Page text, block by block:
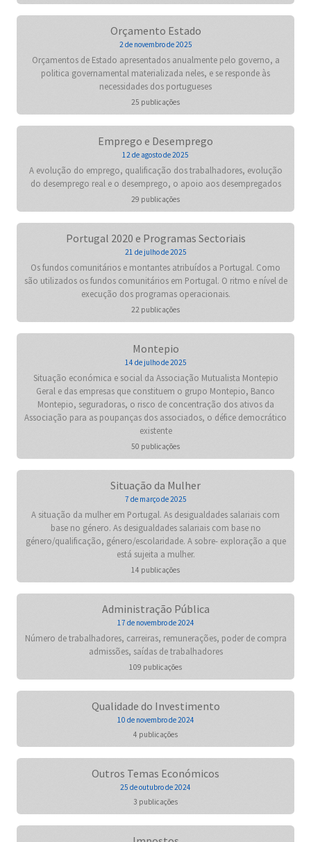
Orçamento Estado
2 de novembro de 2025
Orçamentos de Estado apresentados anualmente pelo governo, a
politica governamental materializada neles, e se responde às
necessidades dos portugueses
25 publicações
Emprego e Desemprego
12 de agosto de 2025
A evolução do emprego, qualificação dos trabalhadores, evolução
do desemprego real e o desemprego, o apoio aos desempregados
29 publicações
Portugal 2020 e Programas Sectoriais
21 de julho de 2025
Os fundos comunitários e montantes atribuídos a Portugal. Como
são utilizados os fundos comunitários em Portugal. O ritmo e nível de
execução dos programas operacionais.
22 publicações
Montepio
14 de julho de 2025
Situação económica e social da Associação Mutualista Montepio
Geral e das empresas que constituem o grupo Montepio, Banco
Montepio, seguradoras, o risco de concentração dos ativos da
Associação para as poupanças dos associados, o défice democrático
existente
50 publicações
Situação da Mulher
7 de março de 2025
A situação da mulher em Portugal. As desigualdades salariais com
base no género. As desigualdades salariais com base no
género/qualificação, género/escolaridade. A sobre- exploração a que
está sujeita a mulher.
14 publicações
Administração Pública
17 de novembro de 2024
Número de trabalhadores, carreiras, remunerações, poder de compra
admissões, saídas de trabalhadores
109 publicações
Qualidade do Investimento
10 de novembro de 2024
4 publicações
Outros Temas Económicos
25 de outubro de 2024
3 publicações